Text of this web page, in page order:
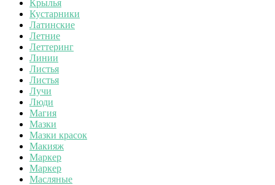
Крылья
Кустарники
Латинские
Летние
Леттеринг
Линии
Листья
Листья
Лучи
Люди
Магия
Мазки
Мазки красок
Макияж
Маркер
Маркер
Масляные